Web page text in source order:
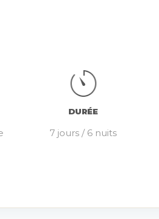
DURÉE
7 jours / 6 nuits